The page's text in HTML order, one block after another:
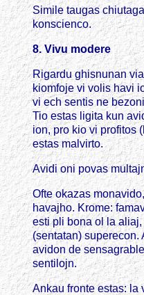
Simile taugas
konscienco.
8. Vivu modere
Rigardu ghisnunan
kiomfoje vi volis havi
vi ech sentis ne
Tio estas ligita kun
ion, pro kio vi profitos
estas malvirto.
Avidi oni povas
Ofte okazas
havajho. Krome:
esti pli bona ol la
(sentatan) superecon.
avidon de
sentilojn.
Ankau fronte estas: la